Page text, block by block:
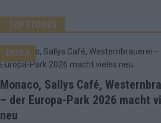
TOP STORIES
Monaco, Sallys Café,
– der Europa-Park 2026 macht
neu
EXTRA